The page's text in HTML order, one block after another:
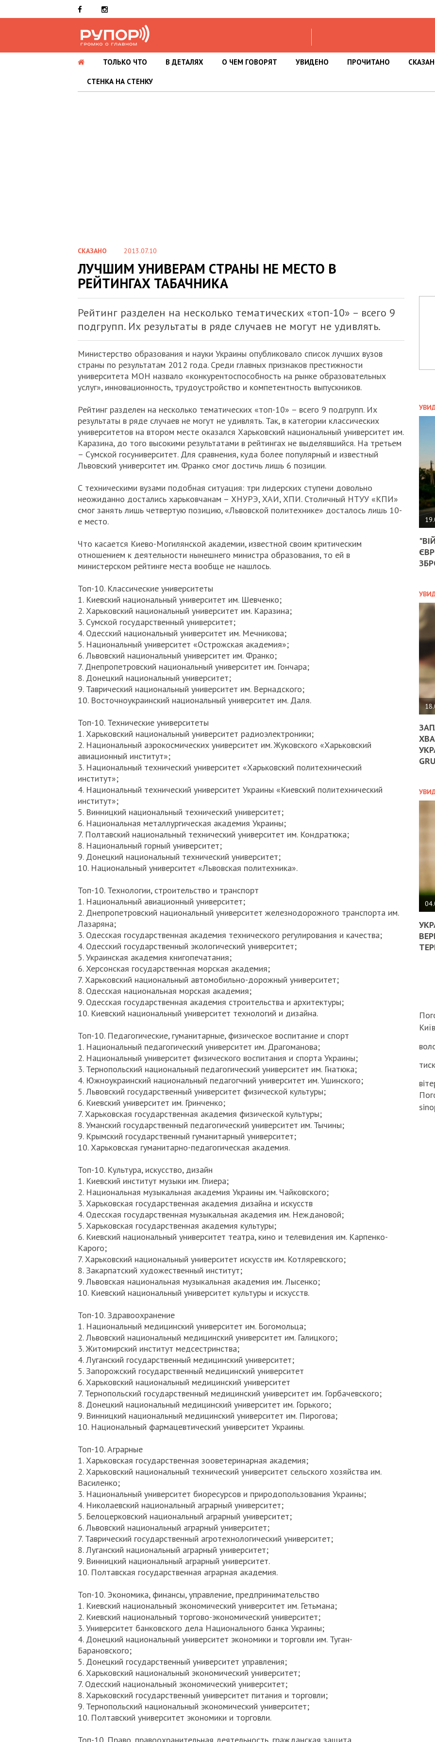
ТОЛЬКО ЧТО В ДЕТАЛЯХ О ЧЕМ ГОВОРЯТ УВИДЕНО ПРОЧИТАНО
СТЕНКА НА СТЕНКУ
СКАЗАНО 2013.07.10
ЛУЧШИМ УНИВЕРАМ СТРАНЫ НЕ МЕСТО В
РЕЙТИНГАХ ТАБАЧНИКА
Рейтинг разделен на несколько тематических «топ-10» – всего 9
подгрупп. Их результаты в ряде случаев не могут не удивлять.
Министерство образования и науки Украины опубликовало список лучших вузов
страны по результатам 2012 года. Среди главных признаков престижности
университета МОН назвало «конкурентоспособность на рынке образовательных
услуг», инновационность, трудоустройство и компетентность выпускников.
Рейтинг разделен на несколько тематических «топ-10» – всего 9 подгрупп. Их
результаты в ряде случаев не могут не удивлять. Так, в категории классических
университетов на втором месте оказался Харьковский национальный университет им.
Каразина, до того высокими результатами в рейтингах не выделявшийся. На третьем
– Сумской госуниверситет. Для сравнения, куда более популярный и известный
Львовский университет им. Франко смог достичь лишь 6 позиции.
С техническими вузами подобная ситуация: три лидерских ступени довольно
неожиданно достались харьковчанам – ХНУРЭ, ХАИ, ХПИ. Столичный НТУУ «КПИ»
смог занять лишь четвертую позицию, «Львовской политехнике» досталось лишь 10-
е место.
Что касается Киево-Могилянской академии, известной своим критическим
отношением к деятельности нынешнего министра образования, то ей в
министерском рейтинге места вообще не нашлось.
Топ-10. Классические университеты
1. Киевский национальный университет им. Шевченко;
2. Харьковский национальный университет им. Каразина;
3. Сумской государственный университет;
4. Одесский национальный университет им. Мечникова;
5. Национальный университет «Острожская академия»;
6. Львовский национальный университет им. Франко;
7. Днепропетровский национальный университет им. Гончара;
8. Донецкий национальный университет;
9. Таврический национальный университет им. Вернадского;
10. Восточноукраинский национальный университет им. Даля.
Топ-10. Технические университеты
1. Харьковский национальный университет радиоэлектроники;
2. Национальный аэрокосмических университет им. Жуковского «Харьковский
авиационный институт»;
3. Национальный технический университет «Харьковский политехнический
институт»;
4. Национальный технический университет Украины «Киевский политехнический
институт»;
5. Винницкий национальный технический университет;
6. Национальная металлургическая академия Украины;
7. Полтавский национальный технический университет им. Кондратюка;
8. Национальный горный университет;
9. Донецкий национальный технический университет;
10. Национальный университет «Львовская политехника».
Топ-10. Технологии, строительство и транспорт
1. Национальный авиационный университет;
2. Днепропетровский национальный университет железнодорожного транспорта им.
Лазаряна;
3. Одесская государственная академия технического регулирования и качества;
4. Одесский государственный экологический университет;
5. Украинская академия книгопечатания;
6. Херсонская государственная морская академия;
7. Харьковский национальный автомобильно-дорожный университет;
8. Одесская национальная морская академия;
9. Одесская государственная академия строительства и архитектуры;
10. Киевский национальный университет технологий и дизайна.
Топ-10. Педагогические, гуманитарные, физическое воспитание и спорт
1. Национальный педагогический университет им. Драгоманова;
2. Национальный университет физического воспитания и спорта Украины;
3. Тернопольский национальный педагогический университет им. Гнатюка;
4. Южноукраинский национальный педагогчний университет им. Ушинского;
5. Львовский государственный университет физической культуры;
6. Киевский университет им. Гринченко;
7. Харьковская государственная академия физической культуры;
8. Уманский государственный педагогический университет им. Тычины;
9. Крымский государственный гуманитарный университет;
10. Харьковская гуманитарно-педагогическая академия.
Топ-10. Культура, искусство, дизайн
1. Киевский институт музыки им. Глиера;
2. Национальная музыкальная академия Украины им. Чайковского;
3. Харьковская государственная академия дизайна и искусств
4. Одесская государственная музыкальная академия им. Неждановой;
5. Харьковская государственная академия культуры;
6. Киевский национальный университет театра, кино и телевидения им. Карпенко-
Карого;
7. Харьковский национальный университет искусств им. Котляревского;
8. Закарпатский художественный институт;
9. Львовская национальная музыкальная академия им. Лысенко;
10. Киевский национальный университет культуры и искусств.
Топ-10. Здравоохранение
1. Национальный медицинский университет им. Богомольца;
2. Львовский национальный медицинский университет им. Галицкого;
3. Житомирский институт медсестринства;
4. Луганский государственный медицинский университет;
5. Запорожский государственный медицинский университет
6. Харьковский национальный медицинский университет
7. Тернопольский государственный медицинский университет им. Горбачевского;
8. Донецкий национальный медицинский университет им. Горького;
9. Винницкий национальный медицинский университет им. Пирогова;
10. Национальный фармацевтический университет Украины.
Топ-10. Аграрные
1. Харьковская государственная зооветеринарная академия;
2. Харьковский национальный технический университет сельского хозяйства им.
Василенко;
3. Национальный университет биоресурсов и природопользования Украины;
4. Николаевский национальный аграрный университет;
5. Белоцерковский национальный аграрный университет;
6. Львовский национальный аграрный университет;
7. Таврический государственный агротехнологический университет;
8. Луганский национальный аграрный университет;
9. Винницкий национальный аграрный университет.
10. Полтавская государственная аграрная академия.
Топ-10. Экономика, финансы, управление, предпринимательство
1. Киевский национальный экономический университет им. Гетьмана;
2. Киевский национальный торгово-экономический университет;
3. Университет банковского дела Национального банка Украины;
4. Донецкий национальный университет экономики и торговли им. Туган-
Барановского;
5. Донецкий государственный университет управления;
6. Харьковский национальный экономический университет;
7. Одесский национальный экономический университет;
8. Харьковский государственный университет питания и торговли;
9. Тернопольский национальный экономический университет;
10. Полтавский университет экономики и торговли.
НА
ДО
ЄС
-
НА
Київ